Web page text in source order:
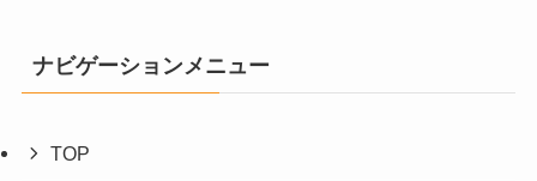
ナビゲーションメニュー
TOP